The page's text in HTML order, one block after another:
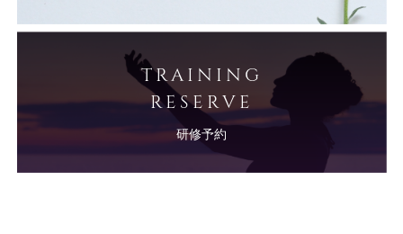
TRAINING
RESERVE
研修予約